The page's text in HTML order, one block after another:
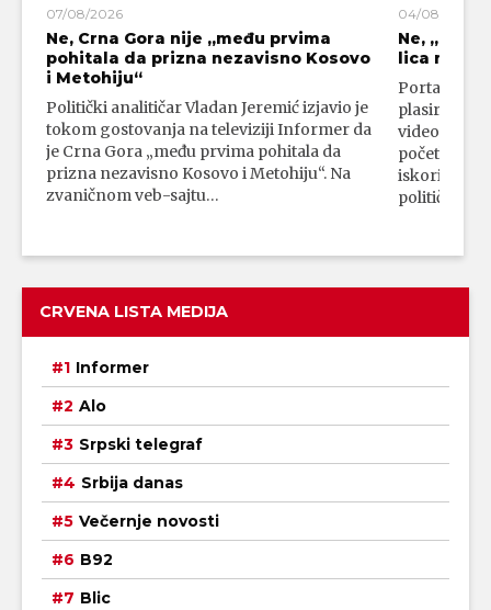
07/08/2026
Ne, Crna Gora nije „među prvima
pohitala da prizna nezavisno Kosovo
i Metohiju“
Politički analitičar Vladan Jeremić izjavio je
tokom gostovanja na televiziji Informer da
je Crna Gora „među prvima pohitala da
prizna nezavisno Kosovo i Metohiju“. Na
zvaničnom veb-sajtu…
04/08/2026
Ne,
lica
Portal 24
plasirali su
video-
početka
iskorišćava
političkim
CRVENA LISTA MEDIJA
Informer
Alo
Srpski telegraf
Srbija danas
Večernje novosti
B92
Blic